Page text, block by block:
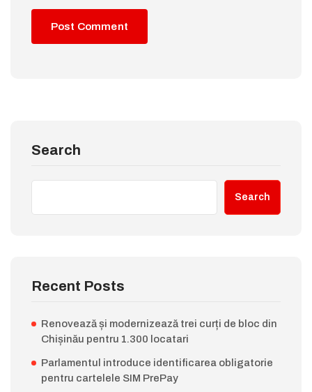
Search
Search
Recent Posts
Renovează și modernizează trei curți de bloc din
Chișinău pentru 1.300 locatari
Parlamentul introduce identificarea obligatorie
pentru cartelele SIM PrePay